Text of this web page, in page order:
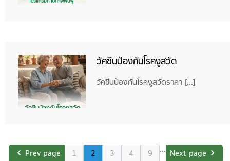
วัคซีนป้องกันโรคงูสวัด
วัคซีนป้องกันโรคงูสวัดราคา […]
Prev page 1 2 3 4 ...
9 Next page